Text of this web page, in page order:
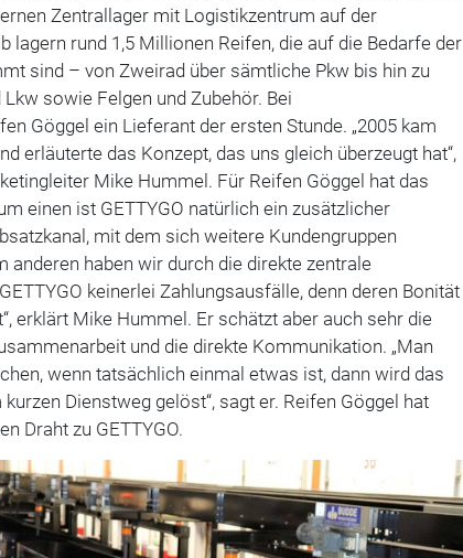
Zentrallager mit Logistikzentrum auf der
lagern rund 1,5 Millionen Reifen, die auf die Bedarfe der
sind – von Zweirad über sämtliche Pkw bis hin zu
sowie Felgen und Zubehör. Bei
Göggel ein Lieferant der ersten Stunde. „2005 kam
erläuterte das Konzept, das uns gleich überzeugt hat“,
Mike Hummel. Für Reifen Göggel hat das
einen ist GETTYGO natürlich ein zusätzlicher
mit dem sich weitere Kundengruppen
anderen haben wir durch die direkte zentrale
keinerlei Zahlungsausfälle, denn deren Bonität
erklärt Mike Hummel. Er schätzt aber auch sehr die
und die direkte Kommunikation. „Man
wenn tatsächlich einmal etwas ist, dann wird das
Dienstweg gelöst“, sagt er. Reifen Göggel hat
Draht zu GETTYGO.